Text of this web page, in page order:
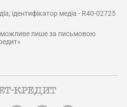
ідентифікатор медіа - R40-02725
можливе лише за письмовою